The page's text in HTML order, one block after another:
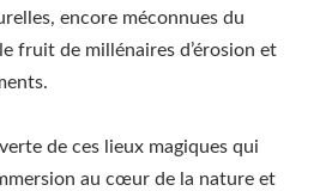
encore méconnues du
fruit de millénaires d’érosion et
de ces lieux magiques qui
au cœur de la nature et